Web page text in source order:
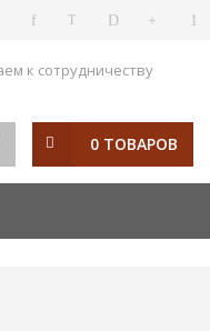
к сотрудничеству
0 ТОВАРОВ